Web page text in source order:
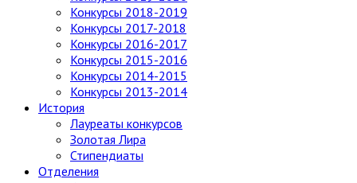
Конкурсы 2018-2019
Конкурсы 2017-2018
Конкурсы 2016-2017
Конкурсы 2015-2016
Конкурсы 2014-2015
Конкурсы 2013-2014
История
Лауреаты конкурсов
Золотая Лира
Стипендиаты
Отделения